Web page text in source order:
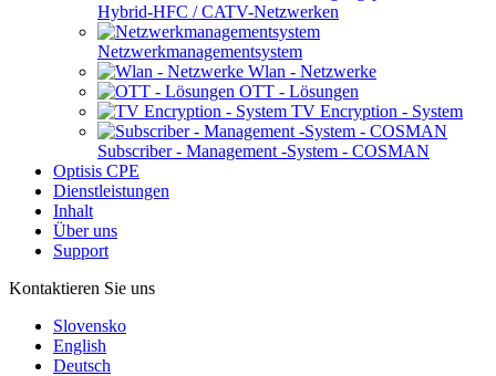
Hybrid-HFC / CATV-Netzwerken
Netzwerkmanagementsystem
Wlan - Netzwerke
OTT - Lösungen
TV Encryption - System
Subscriber - Management -System - COSMAN
Optisis CPE
Dienstleistungen
Inhalt
Über uns
Support
Kontaktieren Sie uns
Slovensko
English
Deutsch